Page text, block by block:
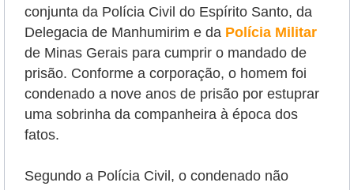
conjunta da Polícia Civil do Espírito Santo, da
Delegacia de Manhumirim e da Polícia Militar
de Minas Gerais para cumprir o mandado de
prisão. Conforme a corporação, o homem foi
condenado a nove anos de prisão por estuprar
uma sobrinha da companheira à época dos
fatos.
Segundo a Polícia Civil, o condenado não